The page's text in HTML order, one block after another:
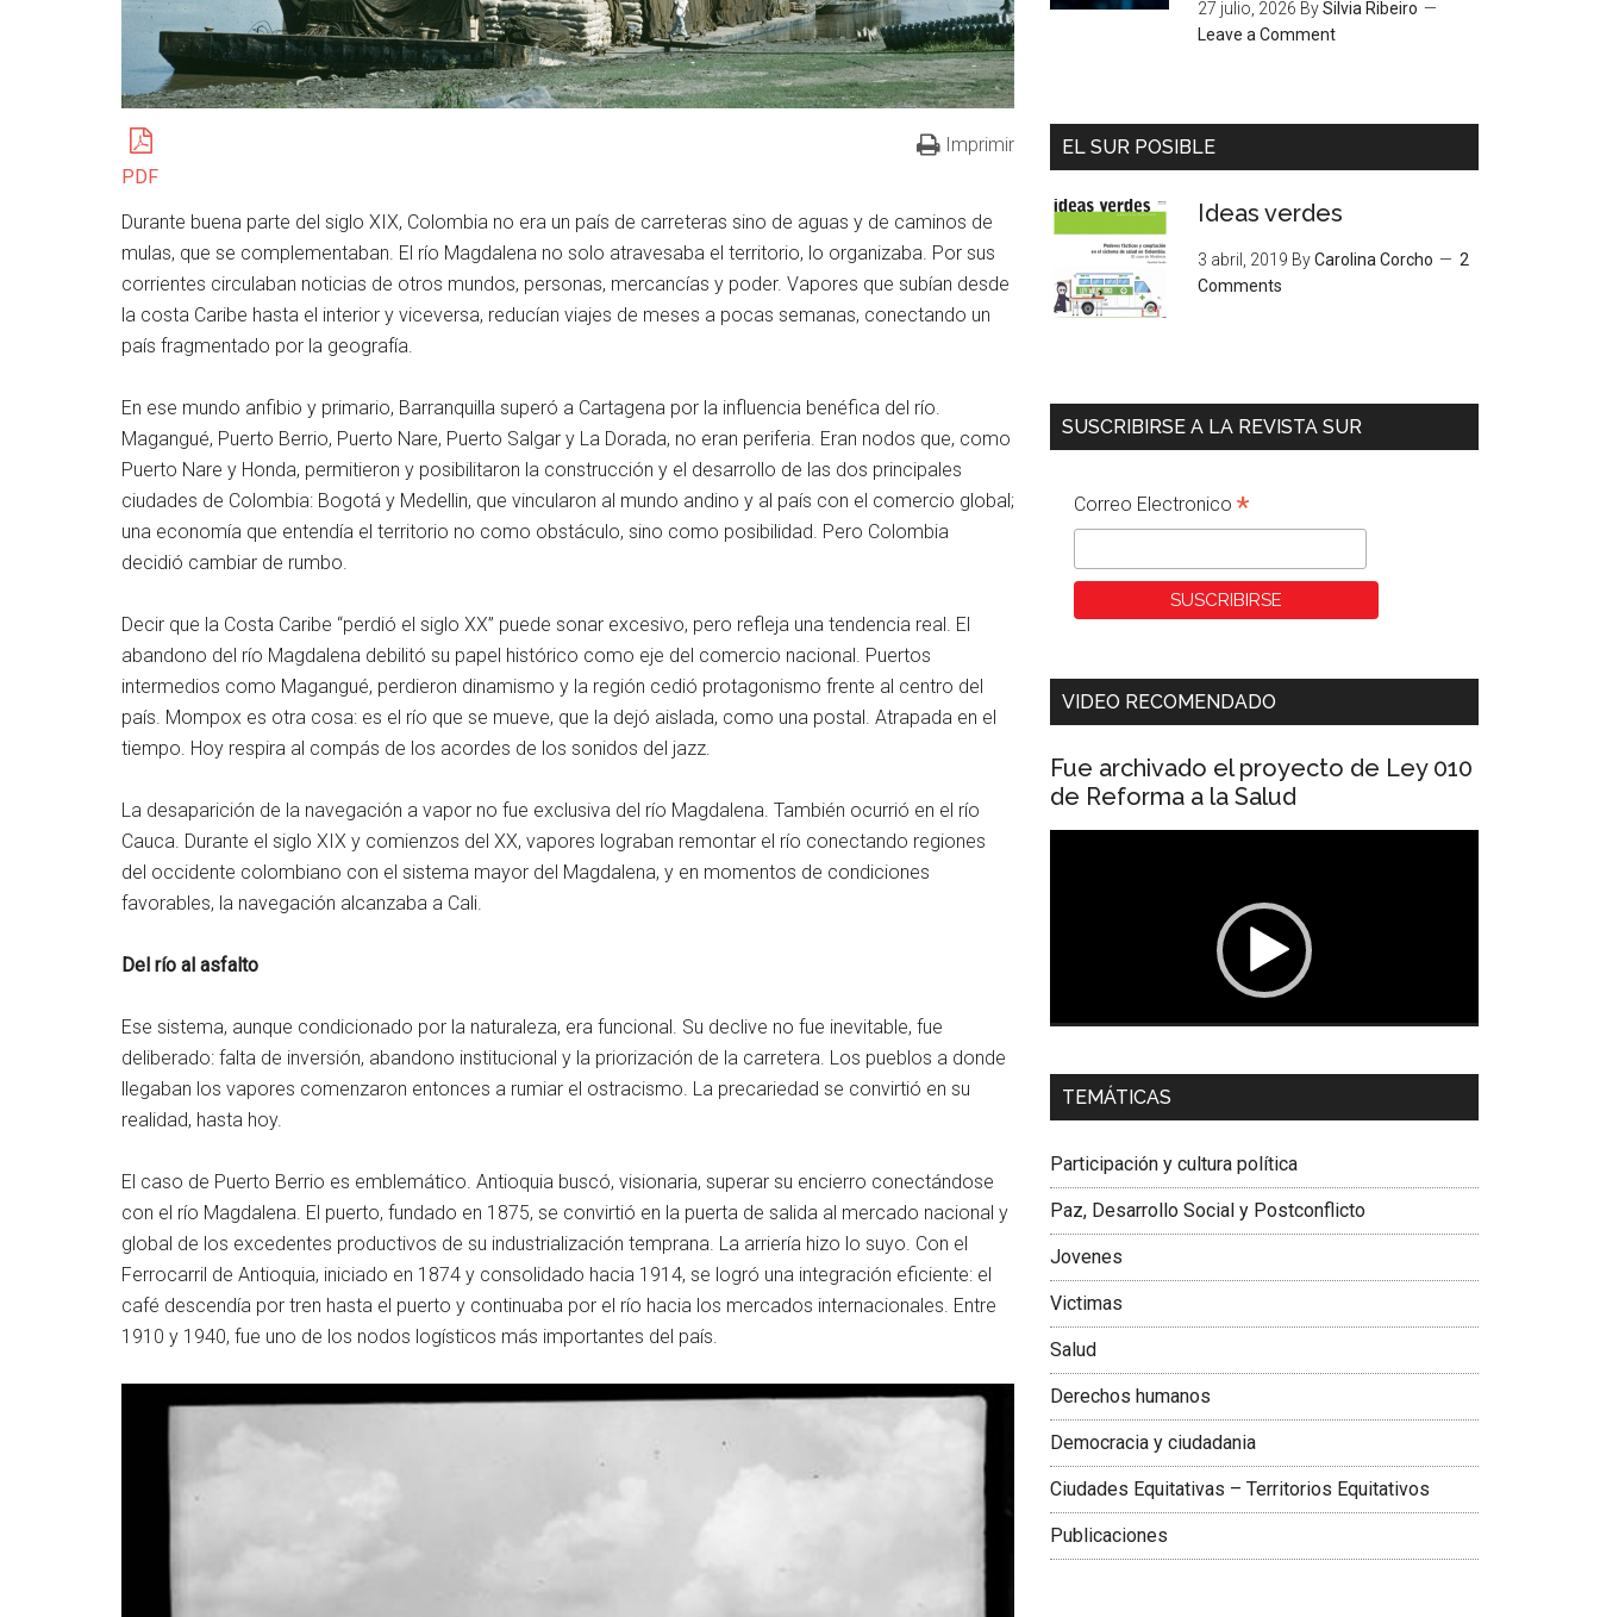
PDF
Imprimir
Durante buena parte del siglo XIX, Colombia no era un país de carreteras sino de aguas y de caminos de
mulas, que se complementaban. El río Magdalena no solo atravesaba el territorio, lo organizaba. Por sus
corrientes circulaban noticias de otros mundos, personas, mercancías y poder. Vapores que subían desde
la costa Caribe hasta el interior y viceversa, reducían viajes de meses a pocas semanas, conectando un
país fragmentado por la geografía.
En ese mundo anfibio y primario, Barranquilla superó a Cartagena por la influencia benéfica del río.
Magangué, Puerto Berrio, Puerto Nare, Puerto Salgar y La Dorada, no eran periferia. Eran nodos que, como
Puerto Nare y Honda, permitieron y posibilitaron la construcción y el desarrollo de las dos principales
ciudades de Colombia: Bogotá y Medellin, que vincularon al mundo andino y al país con el comercio global;
una economía que entendía el territorio no como obstáculo, sino como posibilidad. Pero Colombia
decidió cambiar de rumbo.
Decir que la Costa Caribe “perdió el siglo XX” puede sonar excesivo, pero refleja una tendencia real. El
abandono del río Magdalena debilitó su papel histórico como eje del comercio nacional. Puertos
intermedios como Magangué, perdieron dinamismo y la región cedió protagonismo frente al centro del
país. Mompox es otra cosa: es el río que se mueve, que la dejó aislada, como una postal. Atrapada en el
tiempo. Hoy respira al compás de los acordes de los sonidos del jazz.
La desaparición de la navegación a vapor no fue exclusiva del río Magdalena. También ocurrió en el río
Cauca. Durante el siglo XIX y comienzos del XX, vapores lograban remontar el río conectando regiones
del occidente colombiano con el sistema mayor del Magdalena, y en momentos de condiciones
favorables, la navegación alcanzaba a Cali.
Del río al asfalto
Ese sistema, aunque condicionado por la naturaleza, era funcional. Su declive no fue inevitable, fue
deliberado: falta de inversión, abandono institucional y la priorización de la carretera. Los pueblos a donde
llegaban los vapores comenzaron entonces a rumiar el ostracismo. La precariedad se convirtió en su
realidad, hasta hoy.
El caso de Puerto Berrio es emblemático. Antioquia buscó, visionaria, superar su encierro conectándose
con el río Magdalena. El puerto, fundado en 1875, se convirtió en la puerta de salida al mercado nacional y
global de los excedentes productivos de su industrialización temprana. La arriería hizo lo suyo. Con el
Ferrocarril de Antioquia, iniciado en 1874 y consolidado hacia 1914, se logró una integración eficiente: el
café descendía por tren hasta el puerto y continuaba por el río hacia los mercados internacionales. Entre
1910 y 1940, fue uno de los nodos logísticos más importantes del país.
27 julio, 2026 BySilvia Ribeiro
Leave a Comment
EL SUR POSIBLE
Ideas verdes
3 abril, 2019 ByCarolina Corcho
2
Comments
SUSCRIBIRSE A LA REVISTA SUR
Correo Electronico *
VIDEO RECOMENDADO
Fue archivado el proyecto de Ley 010
de Reforma a la Salud
Dra. Carolina Corcho Mejía,
Latinoamericana Sur, Vicepresidenta Federación
TEMÁTICAS
Participación y cultura política
Paz, Desarrollo Social y Postconflicto
Jovenes
Victimas
Salud
Derechos humanos
Democracia y ciudadania
Ciudades Equitativas – Territorios Equitativos
Publicaciones